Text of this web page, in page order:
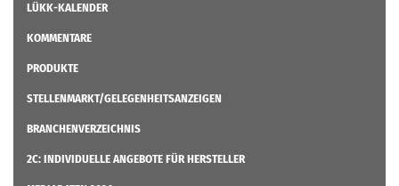
LÜKK-KALENDER
KOMMENTARE
PRODUKTE
STELLENMARKT/GELEGENHEITSANZEIGEN
BRANCHENVERZEICHNIS
2C: INDIVIDUELLE ANGEBOTE FÜR HERSTELLER